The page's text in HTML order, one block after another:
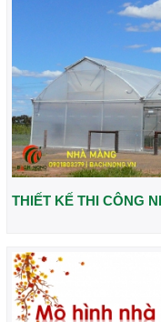
THIẾT KẾ THI CÔNG